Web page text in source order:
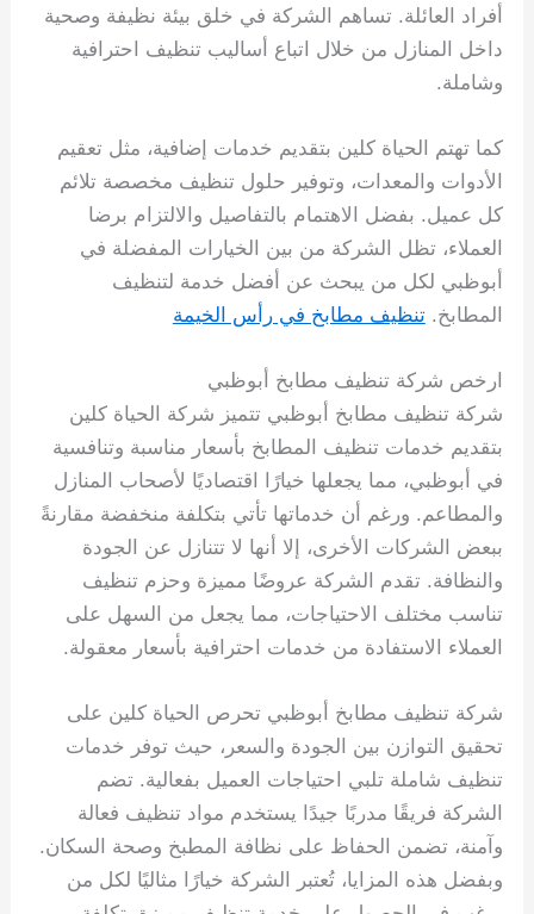
أفراد العائلة. تساهم الشركة في خلق بيئة نظيفة وصحية
داخل المنازل من خلال اتباع أساليب تنظيف احترافية
وشاملة.
كما تهتم الحياة كلين بتقديم خدمات إضافية، مثل تعقيم
الأدوات والمعدات، وتوفير حلول تنظيف مخصصة تلائم
كل عميل. بفضل الاهتمام بالتفاصيل والالتزام برضا
العملاء، تظل الشركة من بين الخيارات المفضلة في
أبوظبي لكل من يبحث عن أفضل خدمة لتنظيف
المطابخ.تنظيف مطابخ في رأس الخيمة
ارخص شركة تنظيف مطابخ أبوظبي
شركة تنظيف مطابخ أبوظبي تتميز شركة الحياة كلين
بتقديم خدمات تنظيف المطابخ بأسعار مناسبة وتنافسية
في أبوظبي، مما يجعلها خيارًا اقتصاديًا لأصحاب المنازل
والمطاعم. ورغم أن خدماتها تأتي بتكلفة منخفضة مقارنةً
ببعض الشركات الأخرى، إلا أنها لا تتنازل عن الجودة
والنظافة. تقدم الشركة عروضًا مميزة وحزم تنظيف
تناسب مختلف الاحتياجات، مما يجعل من السهل على
العملاء الاستفادة من خدمات احترافية بأسعار معقولة.
شركة تنظيف مطابخ أبوظبي تحرص الحياة كلين على
تحقيق التوازن بين الجودة والسعر، حيث توفر خدمات
تنظيف شاملة تلبي احتياجات العميل بفعالية. تضم
الشركة فريقًا مدربًا جيدًا يستخدم مواد تنظيف فعالة
وآمنة، تضمن الحفاظ على نظافة المطبخ وصحة السكان.
وبفضل هذه المزايا، تُعتبر الشركة خيارًا مثاليًا لكل من